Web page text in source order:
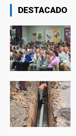
DESTACADO